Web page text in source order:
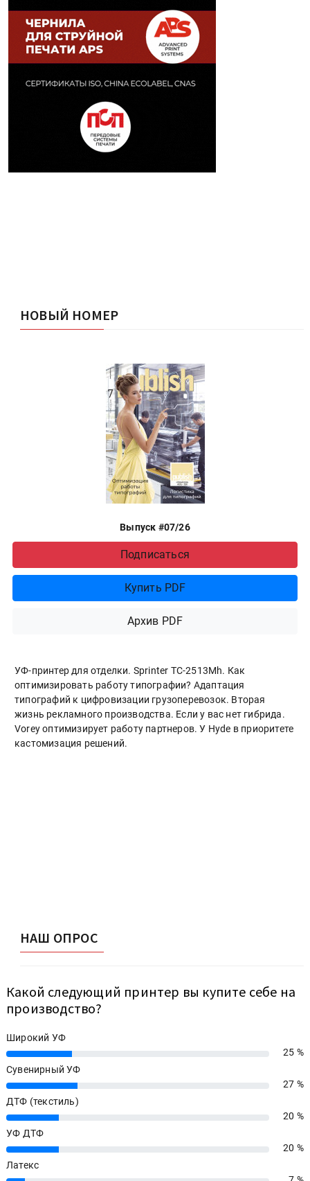
НОВЫЙ НОМЕР
Выпуск #07/26
Подписаться
Купить PDF
Архив PDF
УФ-принтер для отделки. Sprinter ТС-2513Mh. Как
оптимизировать работу типографии? Адаптация
типографий к цифровизации грузоперевозок. Вторая
жизнь рекламного производства. Если у вас нет гибрида.
Vorey оптимизирует работу партнеров. У Hyde в приоритете
кастомизация решений.
НАШ ОПРОС
Какой следующий принтер вы купите себе на
производство?
Широкий УФ
25%
25 %
Сувенирный УФ
27%
27 %
ДТФ (текстиль)
20%
20 %
УФ ДТФ
20%
20 %
Латекс